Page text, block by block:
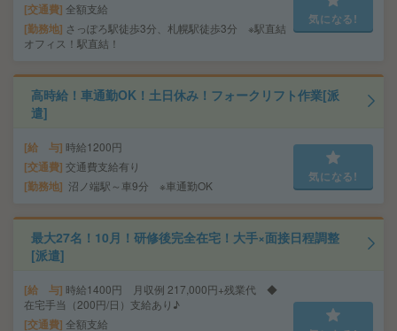
交通費 全額支給
勤務地 さっぽろ駅徒歩3分、札幌駅徒歩3分 ※駅直結
オフィス！駅直結！
気になる!
高時給！車通勤OK！土日休み！フォークリフト作業[派
遣]
給 与 時給1200円
交通費 交通費支給有り
勤務地 沼ノ端駅～車9分 ※車通勤OK
気になる!
最大27名！10月！研修後完全在宅！大手×面接日程調整
[派遣]
給 与 時給1400円 月収例 217,000円+残業代 ◆
在宅手当（200円/日）支給あり♪
交通費 全額支給